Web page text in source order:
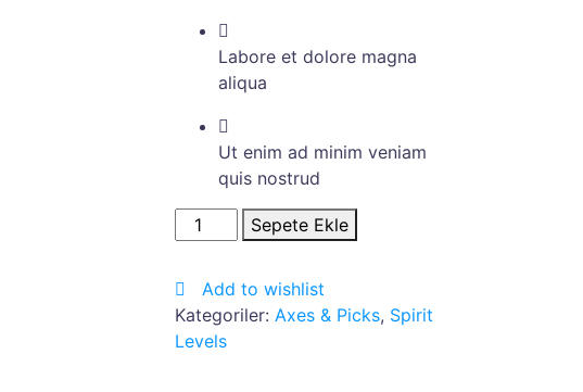
Labore et dolore magna
aliqua
Ut enim ad minim veniam
quis nostrud
White
Tailored
adet
Sepete Ekle
Add to wishlist
Kategoriler: Axes & Picks, Spirit
Levels